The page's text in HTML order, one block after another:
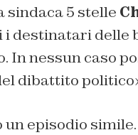
sindaca 5 stelle
i destinatari delle
In nessun caso
dibattito
un episodio